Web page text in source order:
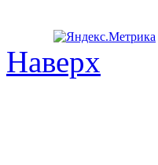
Наверх